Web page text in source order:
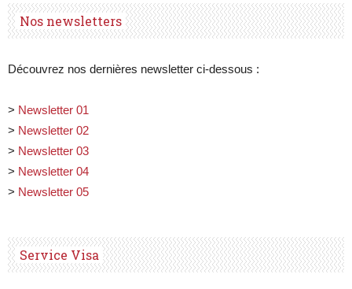
Nos newsletters
Découvrez nos dernières newsletter ci-dessous :
> Newsletter 01
> Newsletter 02
> Newsletter 03
> Newsletter 04
> Newsletter 05
Service Visa